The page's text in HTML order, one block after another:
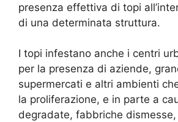
presenza effettiva di topi
di una determinata struttura.
I topi infestano anche i centri
per la presenza di aziende,
supermercati e altri ambienti
la proliferazione, e in parte a
degradate, fabbriche